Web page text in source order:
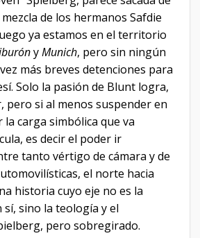
de los hermanos Safdie
ya estamos en el territorio
yMunich, pero sin ningún
más breves detenciones para
Solo la pasión de Blunt logra,
pero si al menos suspender en
carga simbólica que va
es decir el poder ir
tanto vértigo de cámara y de
el norte hacia
historia cuyo eje no es la
sí, sino la teología y el
pero sobregirado.